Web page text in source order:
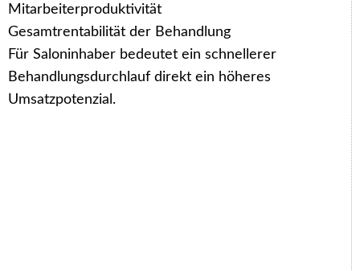
Mitarbeiterproduktivität
Gesamtrentabilität der Behandlung
Für Saloninhaber bedeutet ein schnellerer
Behandlungsdurchlauf direkt ein höheres
Umsatzpotenzial.